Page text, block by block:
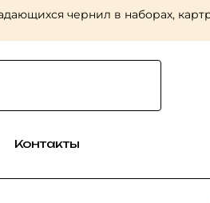
чернил в наборах,
Контакты